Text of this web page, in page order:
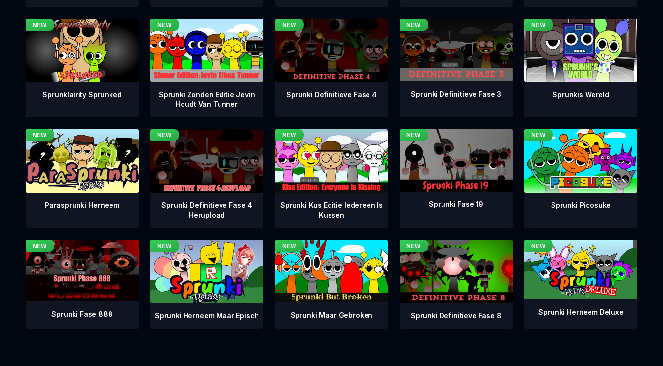
Sprunklairity Sprunked
Sprunki Zonden Editie Jevin
Houdt Van Tunner
Sprunki Definitieve Fase 4 Sprunki Definitieve Fase 3 Sprunkis Wereld
Parasprunki Herneem
Sprunki Definitieve Fase 4
Herupload
Sprunki Kus Editie Iedereen Is
Kussen
Sprunki Fase 19 Sprunki Picosuke
Sprunki Fase 888 Sprunki Herneem Maar Episch Sprunki Maar Gebroken Sprunki Definitieve Fase 8 Sprunki Herneem Deluxe